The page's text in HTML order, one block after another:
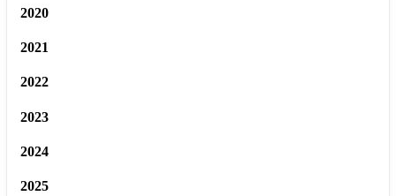
2020
2021
2022
2023
2024
2025